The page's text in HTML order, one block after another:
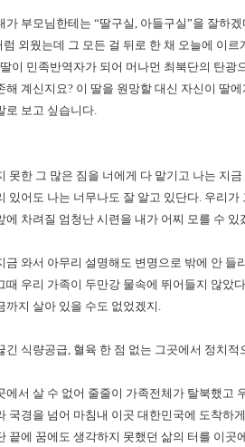
가 부모님한테는 “딸구실, 아들구실”을 잘하
럼 외웠는데 그 모든 걸 뒤로 한 채 오늘에 이
이 민족반역자가 되어 머나먼 최북단의 탄
해 계신지요? 이 딸을 원망할 대신 자신이 딸
로 보고 싶습니다.
못한 그 많은 짐을 너에게 다 맡기고 나는 지
있어도 나는 너무나도 잘 알고 있단다. 우리
에 차려질 엄청난 시련을 내가 어찌 모를 수 있
금 와서 아무리 설명해도 변명으로 밖에 안 들
때 우리 가족이 두만강 물속에 뛰어들지 않았
까지 살아 있을 수도 없었겠지.
긴 식량공급, 혈육 한 점 없는 그곳에서 정치
에서 살 수 없어 줄줄이 가족전체가 탈북했고
국경을 넘어 마침내 이곳 대한민국에 도착하
끝에 꿈에도 생각하지 못했던 삶의 터를 이곳